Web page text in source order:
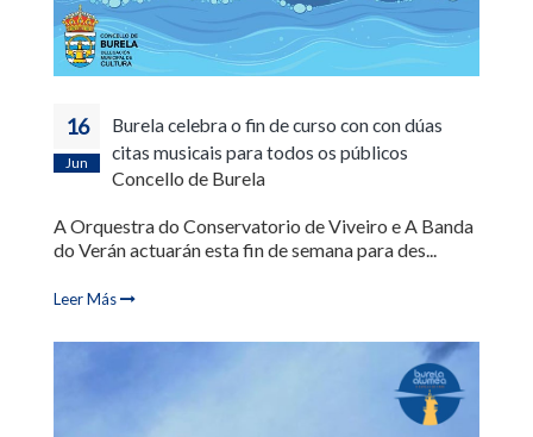
16
Jun
Burela celebra o fin de curso con con dúas
citas musicais para todos os públicos
Concello de Burela
A Orquestra do Conservatorio de Viveiro e A Banda
do Verán actuarán esta fin de semana para des...
Leer Más